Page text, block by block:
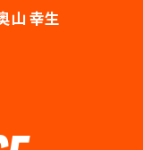
山 幸生